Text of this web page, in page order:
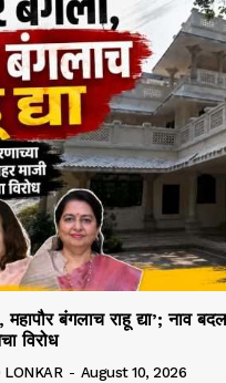
महापौर बंगलाच राहू द्या’; नाव
विरोध
LONKAR - August 10, 2026